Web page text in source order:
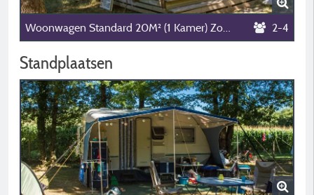
Woonwagen Standard 20M² (1 Kamer) Zonder Eigen Sanitair 2-4
Standplaatsen